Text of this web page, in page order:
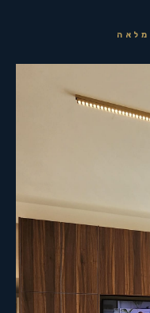
מלאה